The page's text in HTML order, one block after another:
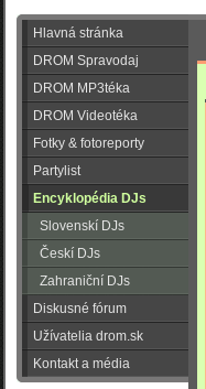
Hlavná stránka
DROM Spravodaj
DROM MP3téka
DROM Videotéka
Fotky & fotoreporty
Partylist
Encyklopédia DJs
Slovenskí DJs
Českí DJs
Zahraniční DJs
Diskusné fórum
Užívatelia drom.sk
Kontakt a média